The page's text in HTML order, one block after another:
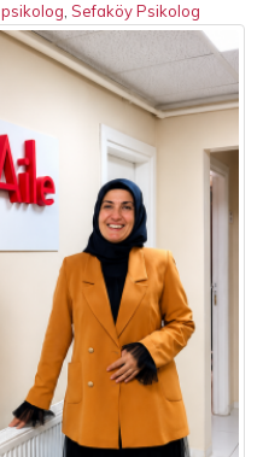
psikolog Sefaköy Psikolog